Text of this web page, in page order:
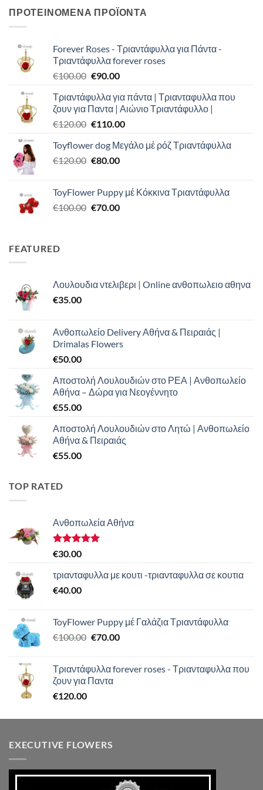
ΠΡΟΤΕΙΝΟΜΕΝΑ ΠΡΟΪΟΝΤΑ
Forever Roses - Τριαντάφυλλα για Πάντα -
Τριαντάφυλλα forever roses
€100.00 Original
was:
€100.00.
€90.00Η
τιμή
είναι:
€90.00.
Τριαντάφυλλα για πάντα | Τριανταφυλλα που
ζουν για Παντα | Αιώνιο Τριαντάφυλλο |
€120.00 Original
was:
€120.00.
€110.00Η
τιμή
Toyflower dog Μεγάλο μέ ρόζ Τριαντάφυλλα
€120.00 Original
€120.00.
€80.00Η
είναι:
€80.00.
ToyFlower Puppy μέ Κόκκινα Τριαντάφυλλα
€100.00 Original
€70.00Η
FEATURED
Λουλουδια ντελιβερι | Online ανθοπωλειο αθηνα
€35.00
Ανθοπωλείο Delivery Αθήνα & Πειραιάς |
Drimalas Flowers
€50.00
Αποστολή Λουλουδιών στο ΡΕΑ | Ανθοπωλείο
Αθήνα – Δώρα για Νεογέννητο
€55.00
Αποστολή Λουλουδιών στο Λητώ | Ανθοπωλείο
Αθήνα & Πειραιάς
€55.00
TOP RATED
Ανθοπωλεία Αθήνα
Βαθμολογήθηκε
€30.00
τριανταφυλλα με κουτι -τριανταφυλλα σε κουτια
€40.00
ToyFlower Puppy μέ Γαλάζια Τριαντάφυλλα
€100.00 Original
€100.00.
€70.00Η
είναι:
Τριαντάφυλλα forever roses - Τριανταφυλλα που
ζουν για Παντα
€120.00
EXECUTIVE FLOWERS